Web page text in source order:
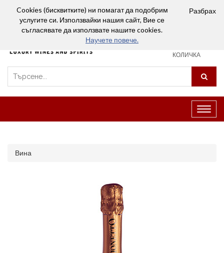
Разбрах
Cookies (бисквитките) ни помагат да подобрим
услугите си. Използвайки нашия сайт, Вие се
съгласявате да използвате нашите cookies.
Научете повече.
КОЛИЧКА
на
Вина